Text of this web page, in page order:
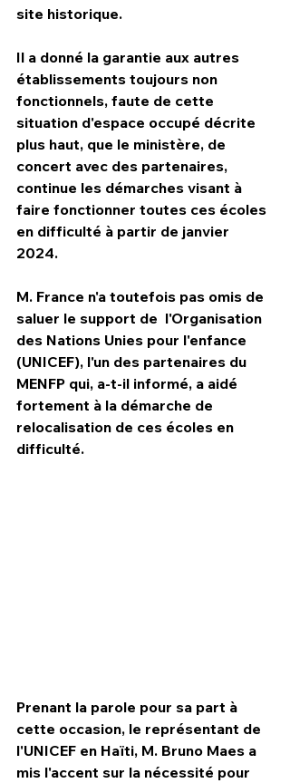
site historique.
Il a donné la garantie aux autres
établissements toujours non
fonctionnels, faute de cette
situation d'espace occupé décrite
plus haut, que le ministère, de
concert avec des partenaires,
continue les démarches visant à
faire fonctionner toutes ces écoles
en difficulté à partir de janvier
2024.
M. France n'a toutefois pas omis de
saluer le support de  l'Organisation
des Nations Unies pour l'enfance
(UNICEF), l'un des partenaires du
MENFP qui, a-t-il informé, a aidé
fortement à la démarche de
relocalisation de ces écoles en
difficulté.
Prenant la parole pour sa part à
cette occasion, le représentant de
l'UNICEF en Haïti, M. Bruno Maes a
mis l'accent sur la nécessité pour